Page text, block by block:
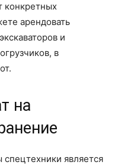
конкретных
арендовать
и
в
на
является